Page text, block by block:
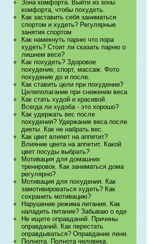
Зона комфорта. Выйти из зоны
комфорта, чтобы похудеть.
Как заставить себя заниматься
спортом и худеть? Регулярные
занятия спортом
Как намекнуть парню что пора
худеть? Стоит ли сказать парню о
лишнем весе?
Как похудеть? Здоровое
похудение, спорт, массаж. Фото
похудение до и после.
Как ставить цели при похудении?
Целеполагание при снижении веса
Как стать худой и красивой.
Всегда ли худоба - это хорошо?
Как удержать вес после
похудения? Удержание веса после
диеты. Как не набрать вес.
Как цвет влияет на аппетит?
Влияние цвета на аппетит. Какой
цвет посуды выбрать?
Мотивация для домашних
тренировок. Как заниматься дома
регулярно?
Мотивация для похудения. Как
замотивироваться худеть? Как
сохранить мотивацию?
Нарушение режима питания. Как
наладить питание? Забываю о еде
Не ищите оправданий. Причины
оправданий. Как перестать
оправдываться? Оправдание лени.
Полнота. Полнота человека.